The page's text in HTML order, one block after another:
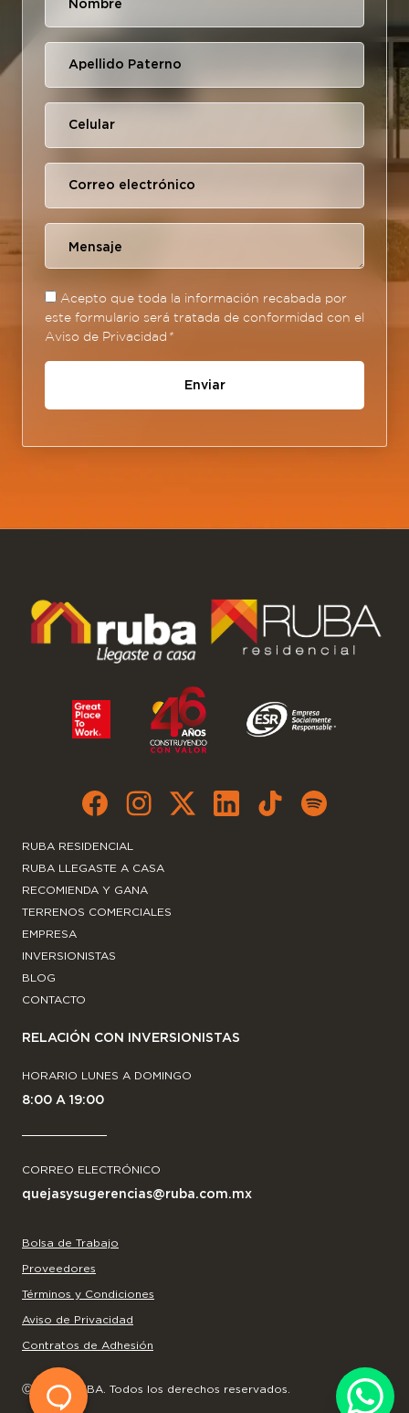
Acepto que toda la información recabada por
este formulario será tratada de conformidad con el
Aviso de Privacidad *
Enviar
RUBA RESIDENCIAL
RUBA LLEGASTE A CASA
RECOMIENDA Y GANA
TERRENOS COMERCIALES
EMPRESA
INVERSIONISTAS
BLOG
CONTACTO
RELACIÓN CON INVERSIONISTAS
HORARIO LUNES A DOMINGO
8:00 A 19:00
CORREO ELECTRÓNICO
quejasysugerencias@ruba.com.mx
Ⓒ 2026RUBA. Todos los derechos reservados.
Bolsa de Trabajo
Proveedores
Términos y Condiciones
Aviso de Privacidad
Contratos de Adhesión